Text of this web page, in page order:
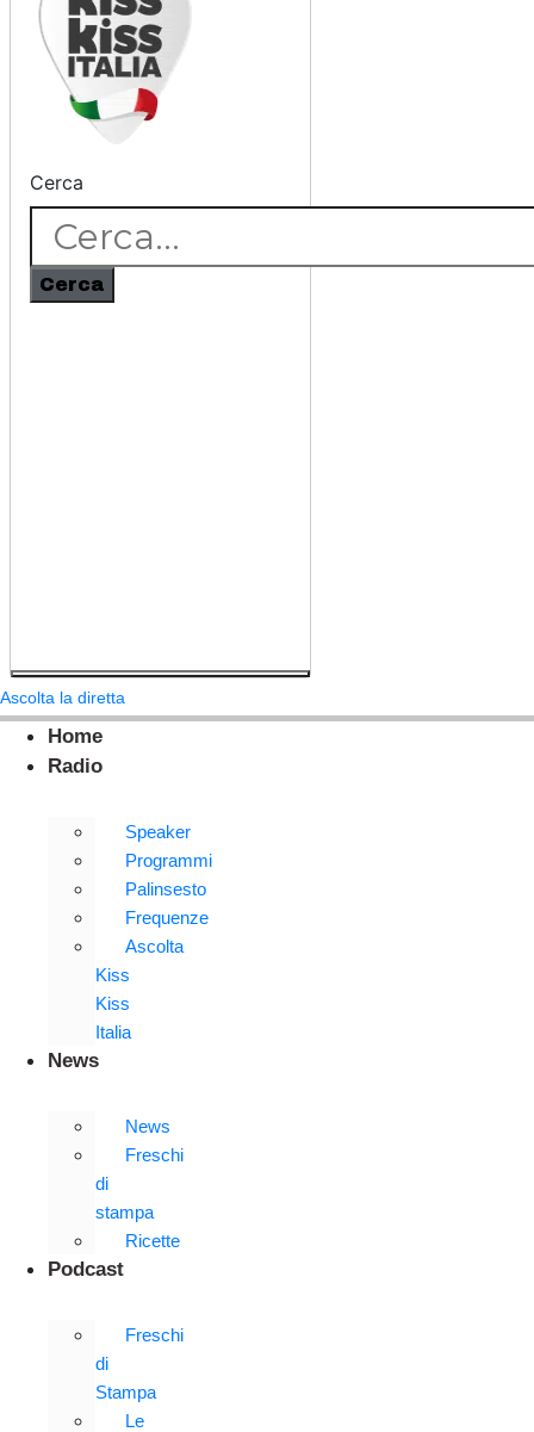
Cerca
Cerca
Ascolta la diretta
Home
Radio
Speaker
Programmi
Palinsesto
Frequenze
Ascolta
Kiss
Kiss
Italia
News
News
Freschi
di
stampa
Ricette
Podcast
Freschi
di
Stampa
Le